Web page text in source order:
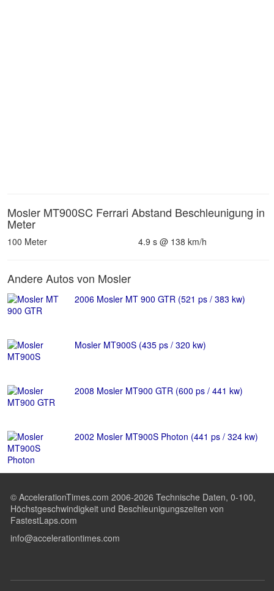
Mosler MT900SC Ferrari Abstand Beschleunigung in
Meter
100 Meter 4.9 s @ 138 km/h
Andere Autos von Mosler
2006 Mosler MT 900 GTR (521 ps / 383 kw)
Mosler MT900S (435 ps / 320 kw)
2008 Mosler MT900 GTR (600 ps / 441 kw)
2002 Mosler MT900S Photon (441 ps / 324 kw)
© AccelerationTimes.com 2006-2026 Technische Daten, 0-100,
Höchstgeschwindigkeit und Beschleunigungszeiten von
FastestLaps.com
info@accelerationtimes.com